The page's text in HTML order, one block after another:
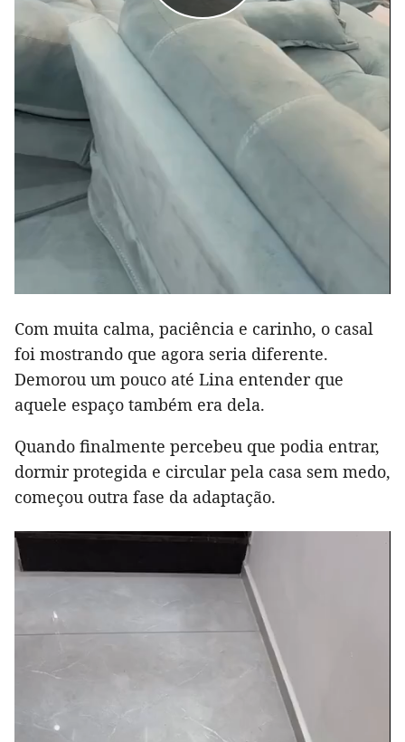
Com muita calma, paciência e carinho, o casal
foi mostrando que agora seria diferente.
Demorou um pouco até Lina entender que
aquele espaço também era dela.
Quando finalmente percebeu que podia entrar,
dormir protegida e circular pela casa sem medo,
começou outra fase da adaptação.